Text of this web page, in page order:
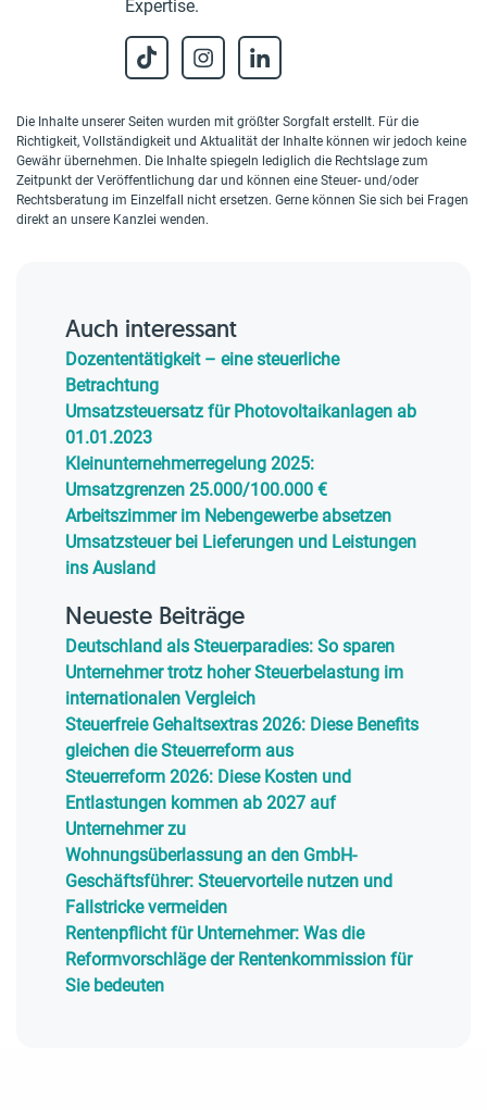
Expertise.
Die Inhalte unserer Seiten wurden mit größter Sorgfalt erstellt. Für die
Richtigkeit, Vollständigkeit und Aktualität der Inhalte können wir jedoch keine
Gewähr übernehmen. Die Inhalte spiegeln lediglich die Rechtslage zum
Zeitpunkt der Veröffentlichung dar und können eine Steuer- und/oder
Rechtsberatung im Einzelfall nicht ersetzen. Gerne können Sie sich bei Fragen
direkt an unsere Kanzlei wenden.
Auch interessant
Dozententätigkeit – eine steuerliche
Betrachtung
Umsatzsteuersatz für Photovoltaikanlagen ab
01.01.2023
Kleinunternehmerregelung 2025:
Umsatzgrenzen 25.000/100.000 €
Arbeitszimmer im Nebengewerbe absetzen
Umsatzsteuer bei Lieferungen und Leistungen
ins Ausland
Neueste Beiträge
Deutschland als Steuerparadies: So sparen
Unternehmer trotz hoher Steuerbelastung im
internationalen Vergleich
Steuerfreie Gehaltsextras 2026: Diese Benefits
gleichen die Steuerreform aus
Steuerreform 2026: Diese Kosten und
Entlastungen kommen ab 2027 auf
Unternehmer zu
Wohnungsüberlassung an den GmbH-
Geschäftsführer: Steuervorteile nutzen und
Fallstricke vermeiden
Rentenpflicht für Unternehmer: Was die
Reformvorschläge der Rentenkommission für
Sie bedeuten